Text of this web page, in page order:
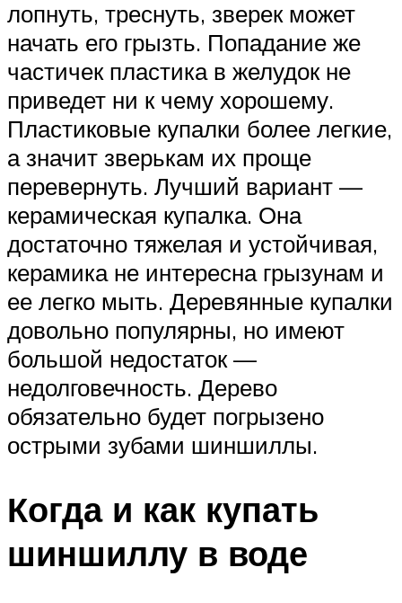
лопнуть, треснуть, зверек может
начать его грызть. Попадание же
частичек пластика в желудок не
приведет ни к чему хорошему.
Пластиковые купалки более легкие,
а значит зверькам их проще
перевернуть. Лучший вариант —
керамическая купалка. Она
достаточно тяжелая и устойчивая,
керамика не интересна грызунам и
ее легко мыть. Деревянные купалки
довольно популярны, но имеют
большой недостаток —
недолговечность. Дерево
обязательно будет погрызено
острыми зубами шиншиллы.
Когда и как купать
шиншиллу в воде